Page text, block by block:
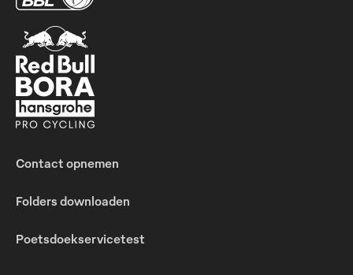
Contact opnemen
Folders downloaden
Poetsdoekservicetest